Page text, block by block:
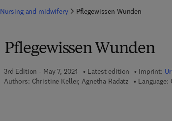
Nursing and midwifery Pflegewissen Wunden
Pflegewissen Wunden
3rd Edition - May 7, 2024 Latest edition Imprint:
Authors: Christine Keller, Agnetha Radatz Language: